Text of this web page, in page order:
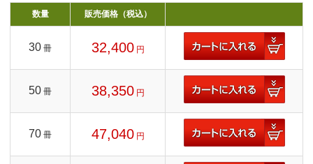
数量 販売価格（税込）
30 冊 32,400 円
50 冊 38,350 円
70 冊 47,040 円